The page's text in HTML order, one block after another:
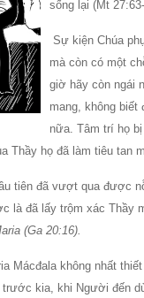
sống lại (Mt 27:63-
Sự kiện Chúa
mà còn có một
giờ hãy còn ngái
mang, không biết
nữa. Tâm trí họ
Thầy họ đã làm tiêu tan
tiên đã vượt qua được
là đã lấy trộm xác
(Ga 20:16).
Mácđala không nhất
kia, khi Người đến